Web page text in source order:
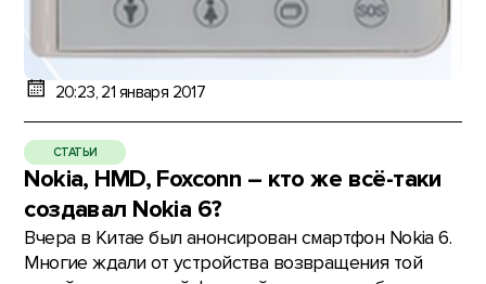
20:23, 21 января 2017
СТАТЬИ
Nokia, HMD, Foxconn – кто же всё-таки
создавал Nokia 6?
Вчера в Китае был анонсирован смартфон Nokia 6.
Многие ждали от устройства возвращения той